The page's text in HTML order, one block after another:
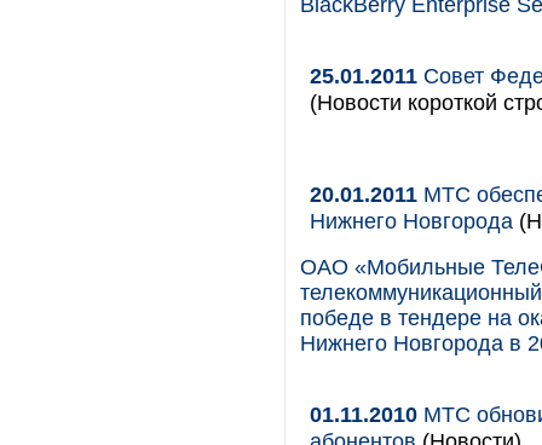
BlackBerry Enterprise
25.01.2011 Совет
(Новости короткой
20.01.2011 МТС
Нижнего Новгорода
ОАО «Мобильные
победе в тендере на
Нижнего Новгорода в
01.11.2010 МТС